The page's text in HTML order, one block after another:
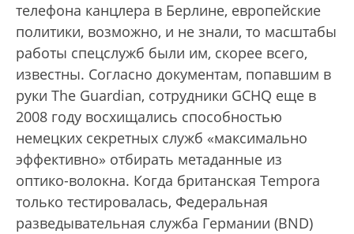
телефона канцлера в Берлине, европейские
политики, возможно, и не знали, то масштабы
работы спецслужб были им, скорее всего,
известны. Согласно документам, попавшим в
руки The Guardian, сотрудники GCHQ еще в
2008 году восхищались способностью
немецких секретных служб «максимально
эффективно» отбирать метаданные из
оптико-волокна. Когда британская Tempora
только тестировалась, Федеральная
разведывательная служба Германии (BND)